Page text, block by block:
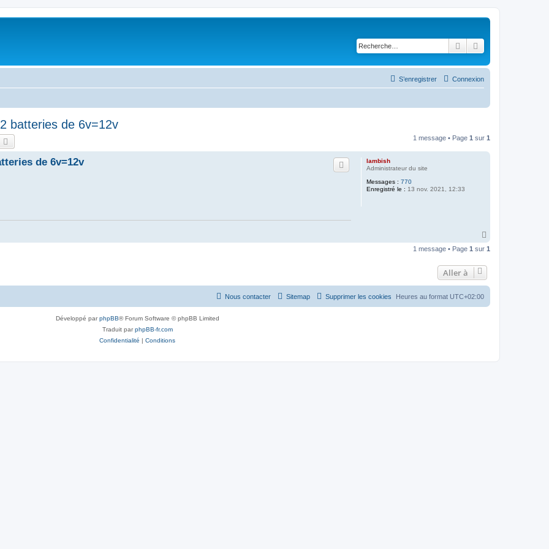
Rechercher
Connexion
S’enregistrer
batteries de 6v=12v
1 message • Page 1 sur 1
lambish
Administrateur du site
Messages : 770
Enregistré le : 13 nov. 2021, 12:33
de 6v=12v
u
1 message • Page 1 sur 1
Aller à
Heures au format UTC+02:00
Supprimer les cookies
Sitemap
Nous contacter
Développé parphpBB® Forum Software © phpBB Limited
Traduit parphpBB-fr.com
Confidentialité | Conditions